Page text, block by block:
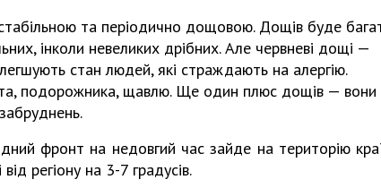
та періодично дощовою. Дощів буде
інколи невеликих дрібних. Але червневі дощі —
стан людей, які страждають на алергію.
подорожника, щавлю. Ще один плюс дощів — вони
фронт на недовгий час зайде на територію
регіону на 3-7 градусів.